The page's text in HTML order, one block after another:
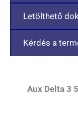
Letölthető
Kérdés a
Aux Delta 3